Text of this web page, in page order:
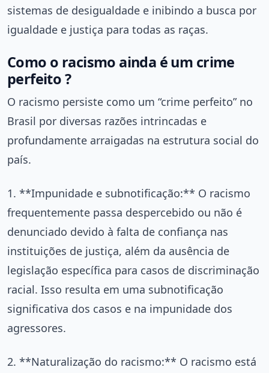
sistemas de desigualdade e inibindo a busca por
igualdade e justiça para todas as raças.
Como o racismo ainda é um crime
perfeito ?
O racismo persiste como um “crime perfeito” no
Brasil por diversas razões intrincadas e
profundamente arraigadas na estrutura social do
país.
1. **Impunidade e subnotificação:** O racismo
frequentemente passa despercebido ou não é
denunciado devido à falta de confiança nas
instituições de justiça, além da ausência de
legislação específica para casos de discriminação
racial. Isso resulta em uma subnotificação
significativa dos casos e na impunidade dos
agressores.
2. **Naturalização do racismo:** O racismo está